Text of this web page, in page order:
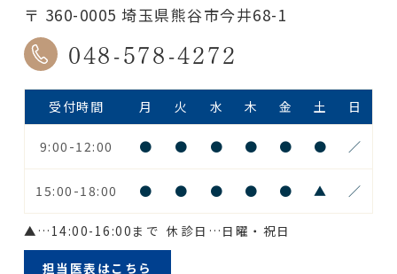
〒 360-0005 埼玉県熊谷市今井68-1
048-578-4272
受付時間 月 火 水 木 金 土 日
9:00-12:00 ● ● ● ● ● ● ／
15:00-18:00 ● ● ● ● ● ▲ ／
▲ …14:00-16:00まで 休診日…日曜・祝日
担当医表はこちら